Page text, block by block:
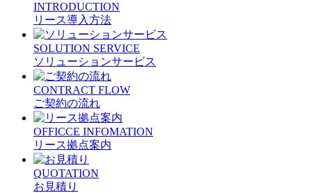
INTRODUCTION
リース導入方法
SOLUTION SERVICE
ソリューションサービス
CONTRACT FLOW
ご契約の流れ
OFFICCE INFOMATION
リース拠点案内
QUOTATION
お見積り